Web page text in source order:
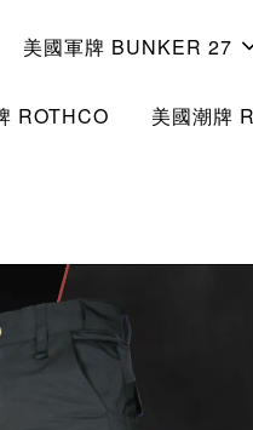
美國軍牌 BUNKER 27
ROTHCO 美國潮牌